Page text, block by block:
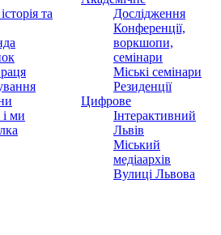
та
ми
Дослідження
Конференції,
воркшопи,
семінари
Міські семінари
Резиденції
Цифрове
Інтерактивний
Львів
Міський
медіаархів
Вулиці Львова